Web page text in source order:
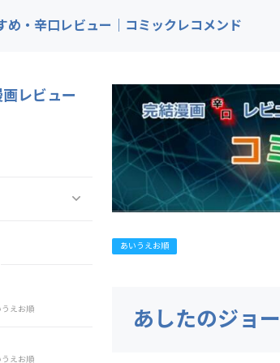
め・辛口レビュー｜コミックレコメンド
あいうえお順
あしたのジョー
レビュー
うえお順
うえお順